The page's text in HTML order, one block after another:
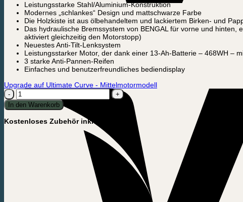
Leistungsstarke Stahl/Aluminium-Konstruktion
Modernes „schlankes“ Design und mattschwarze Farbe
Die Holzkiste ist aus ölbehandeltem und lackiertem Birken- und
Das hydraulische Bremssystem von BENGAL für vorne und
aktiviert gleichzeitig den Motorstopp)
Neuestes Anti-Tilt-Lenksystem
Leistungsstarker Motor, der dank einer 13-Ah-Batterie – 468WH –
3 starke Anti-Pannen-Reifen
Einfaches und benutzerfreundliches bediendisplay
Upgrade auf Ultimate Curve - Mittelmotormodell
Elektrisches
Lastenfahrrad
-
Harmony
In den Warenkorb
Kostenloses Zubehör inklusive: